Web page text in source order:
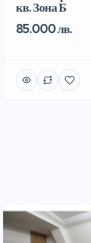
кв. Зона Б
85.000 лв.